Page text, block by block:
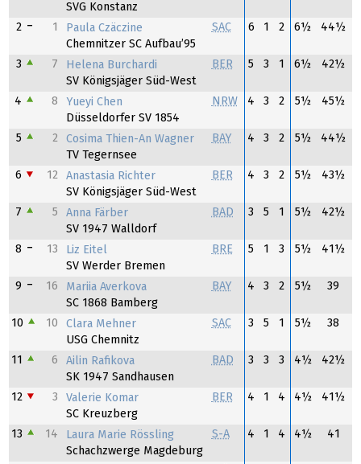
SVG Konstanz
2 1
Paula Czäczine
Chemnitzer SC Aufbau’95
SAC 6 1 2 6½ 44½
3 7
Helena Burchardi
SV Königsjäger Süd-West
BER 5 3 1 6½ 42½
4 8
Yueyi Chen
Düsseldorfer SV 1854
NRW 4 3 2 5½ 45½
5 2
Cosima Thien-An Wagner
TV Tegernsee
BAY 4 3 2 5½ 44½
6 12
Anastasia Richter
SV Königsjäger Süd-West
BER 4 3 2 5½ 43½
7 5
Anna Färber
SV 1947 Walldorf
BAD 3 5 1 5½ 42½
8 13
Liz Eitel
SV Werder Bremen
BRE 5 1 3 5½ 41½
9 16
Mariia Averkova
SC 1868 Bamberg
BAY 4 3 2 5½ 39
10 10
Clara Mehner
USG Chemnitz
SAC 3 5 1 5½ 38
11 6
Ailin Rafikova
SK 1947 Sandhausen
BAD 3 3 3 4½ 42½
12 3
Valerie Komar
SC Kreuzberg
BER 4 1 4 4½ 41½
13 14
Laura Marie Rössling
Schachzwerge Magdeburg
S-A 4 1 4 4½ 41